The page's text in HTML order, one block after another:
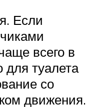
Если
всего в
для туалета
со
движения.